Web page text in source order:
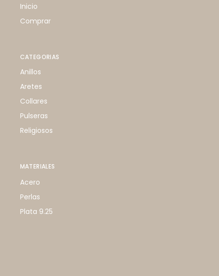
Inicio
Comprar
CATEGORIAS
Anillos
Aretes
Collares
Pulseras
Religiosos
MATERIALES
Acero
Perlas
Plata 9.25